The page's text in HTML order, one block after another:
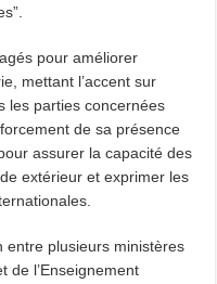
pour améliorer
mettant l’accent sur
les parties concernées
de sa présence
assurer la capacité des
extérieur et exprimer les
entre plusieurs ministères
de l’Enseignement